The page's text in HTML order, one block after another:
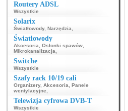
Routery ADSL
Wszystkie
Solarix
Światłowody, Narzędzia
Światłowody
Akcesoria Osłonki spawów
Mikrokanalizacja
Switche
Wszystkie
Szafy rack 10/19 cali
Organizery, Akcesoria
Panele
wentylacyjne
Telewizja cyfrowa DVB-T
Wszystkie